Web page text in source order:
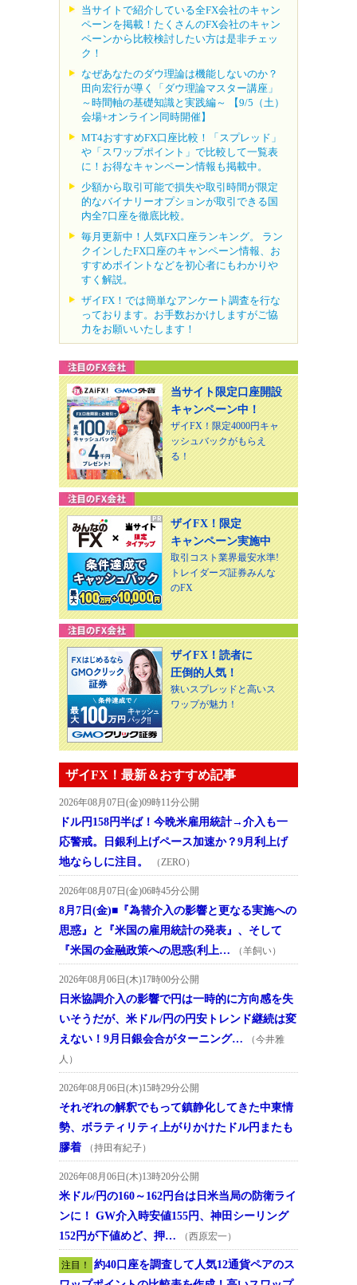
当サイトで紹介している全FX会社のキャン
ペーンを掲載！たくさんのFX会社のキャン
ペーンから比較検討したい方は是非チェッ
ク！
なぜあなたのダウ理論は機能しないのか？
田向宏行が導く「ダウ理論マスター講座」
～時間軸の基礎知識と実践編～ 【9/5（土）
会場+オンライン同時開催】
MT4おすすめFX口座比較！「スプレッド」
や「スワップポイント」で比較して一覧表
に！お得なキャンペーン情報も掲載中。
少額から取引可能で損失や取引時間が限定
的なバイナリーオプションが取引できる国
内全7口座を徹底比較。
毎月更新中！人気FX口座ランキング。 ラン
クインしたFX口座のキャンペーン情報、お
すすめポイントなどを初心者にもわかりや
すく解説。
ザイFX！では簡単なアンケート調査を行な
っております。お手数おかけしますがご協
力をお願いいたします！
当サイト限定口座開設
キャンペーン中！
ザイFX！限定4000円キャ
ッシュバックがもらえ
る！
ザイFX！限定
キャンペーン実施中
取引コスト業界最安水準!
トレイダーズ証券みんな
のFX
ザイFX！読者に
圧倒的人気！
狭いスプレッドと高いス
ワップが魅力！
ザイFX！最新＆おすすめ記事
2026年08月07日(金)09時11分公開
ドル円158円半ば！今晩米雇用統計→介入も一
応警戒。日銀利上げペース加速か？9月利上げ
地ならしに注目。
（ZERO）
2026年08月07日(金)06時45分公開
8月7日(金)■『為替介入の影響と更なる実施への
思惑』と『米国の雇用統計の発表』、そして
『米国の金融政策への思惑(利上…
（羊飼い）
2026年08月06日(木)17時00分公開
日米協調介入の影響で円は一時的に方向感を失
いそうだが、米ドル/円の円安トレンド継続は変
えない！9月日銀会合がターニング…
（今井雅
人）
2026年08月06日(木)15時29分公開
それぞれの解釈でもって鎮静化してきた中東情
勢、ボラティリティ上がりかけたドル円またも
膠着
（持田有紀子）
2026年08月06日(木)13時20分公開
米ドル/円の160～162円台は日米当局の防衛ライ
ンに！ GW介入時安値155円、神田シーリング
152円が下値めど、押…
（西原宏一）
注目！
約40口座を調査して人気12通貨ペアのス